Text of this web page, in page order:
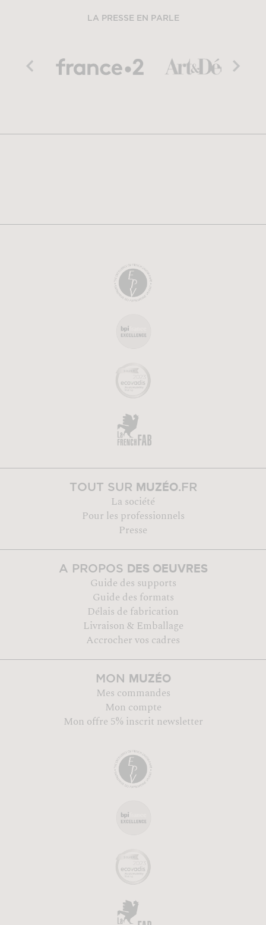
LA PRESSE EN PARLE
TOUT SUR MUZÉO.FR
La société
Pour les professionnels
Presse
A PROPOS DES OEUVRES
Guide des supports
Guide des formats
Délais de fabrication
Livraison & Emballage
Accrocher vos cadres
MON MUZÉO
Mes commandes
Mon compte
Mon offre 5% inscrit newsletter